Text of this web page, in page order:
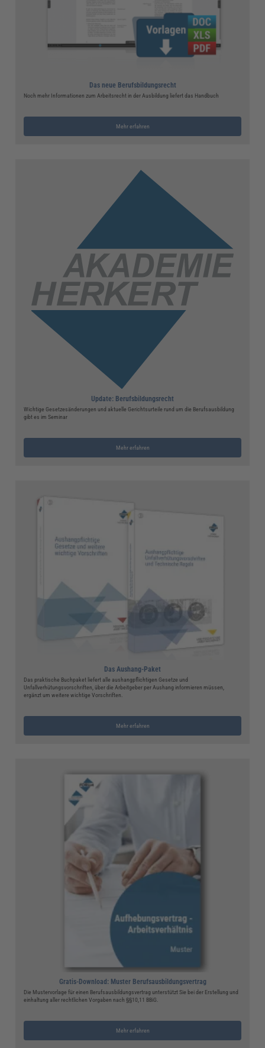
Das neue Berufsbildungsrecht
Noch mehr Informationen zum Arbeitsrecht in der Ausbildung liefert das Handbuch
Mehr erfahren
Update: Berufsbildungsrecht
Wichtige Gesetzesänderungen und aktuelle Gerichtsurteile rund um die Berufsausbildung
gibt es im Seminar
Mehr erfahren
Das Aushang-Paket
Das praktische Buchpaket liefert alle aushangpflichtigen Gesetze und
Unfallverhütungsvorschriften, über die Arbeitgeber per Aushang informieren müssen,
ergänzt um weitere wichtige Vorschriften.
Mehr erfahren
Gratis-Download: Muster Berufsausbildungsvertrag
Die Mustervorlage für einen Berufsausbildungsvertrag unterstützt Sie bei der Erstellung und
einhaltung aller rechtlichen Vorgaben nach §§10,11 BBiG.
Mehr erfahren